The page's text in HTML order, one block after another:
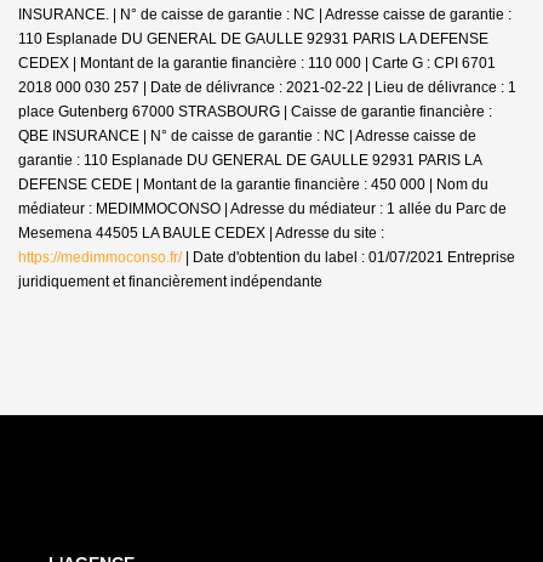
INSURANCE. | N° de caisse de garantie : NC | Adresse caisse de garantie :
110 Esplanade DU GENERAL DE GAULLE 92931 PARIS LA DEFENSE
CEDEX | Montant de la garantie financière : 110 000 | Carte G : CPI 6701
2018 000 030 257 | Date de délivrance : 2021-02-22 | Lieu de délivrance : 1
place Gutenberg 67000 STRASBOURG | Caisse de garantie financière :
QBE INSURANCE | N° de caisse de garantie : NC | Adresse caisse de
garantie : 110 Esplanade DU GENERAL DE GAULLE 92931 PARIS LA
DEFENSE CEDE | Montant de la garantie financière : 450 000 | Nom du
médiateur : MEDIMMOCONSO | Adresse du médiateur : 1 allée du Parc de
Mesemena 44505 LA BAULE CEDEX | Adresse du site :
https://medimmoconso.fr/| Date d'obtention du label : 01/07/2021 Entreprise
juridiquement et financièrement indépendante